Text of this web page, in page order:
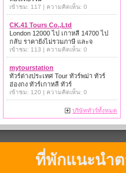
เข้าชม: 117 | ความคิดเห็น: 0
CK.41 Tours Co.,Ltd
London 12000 ไป เกาหลี 14700 ไป
กลับ ราคายังไม่รวมภาษี และจ
เข้าชม: 113 | ความคิดเห็น: 0
mytourstation
ทัวร์ต่างประเทศ Tour ทัวร์พม่า ทัวร์
ฮ่องกง ทัวร์เกาหลี ทัวร์
เข้าชม: 120 | ความคิดเห็น: 0
บริษัททัวร์ทั้งหมด
ที่พักแนะนำ